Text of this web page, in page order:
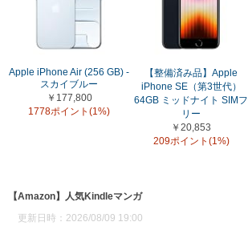
Apple iPhone Air (256 GB) -
スカイブルー
￥177,800
1778ポイント(1%)
【整備済み品】Apple
iPhone SE（第3世代）
64GB ミッドナイト SIMフ
リー
￥20,853
209ポイント(1%)
【Amazon】人気Kindleマンガ
更新日時：2026/08/09 19:00